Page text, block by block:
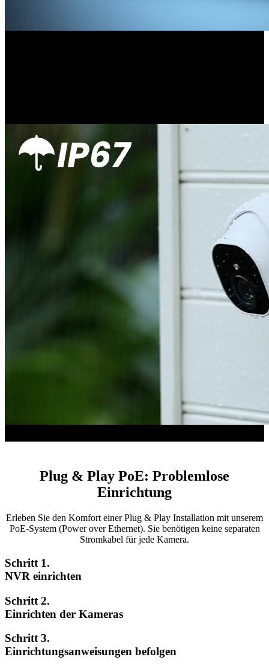
Plug & Play PoE: Problemlose
Einrichtung
Erleben Sie den Komfort einer Plug & Play Installation mit unserem
PoE-System (Power over Ethernet). Sie benötigen keine separaten
Stromkabel für jede Kamera.
Schritt 1.
NVR einrichten
Schritt 2.
Einrichten der Kameras
Schritt 3.
Einrichtungsanweisungen befolgen